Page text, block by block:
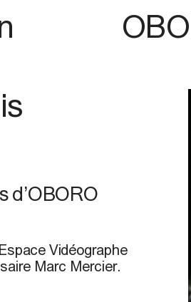
d’OBORO
Vidéographe
Marc Mercier.